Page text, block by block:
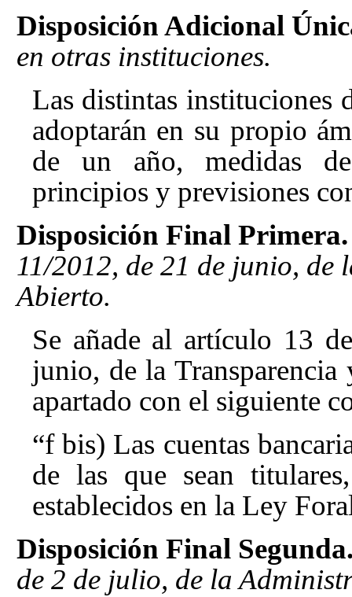
Disposición Adicional
en otras instituciones.
Las distintas instituciones
adoptarán en su propio
de un año, medidas
principios y previsiones
Disposición Final Primera.
11/2012, de 21 de junio, de
Abierto.
Se añade al artículo 13
junio, de la
apartado con el siguiente
“f bis) Las cuentas
de las que sean
establecidos en la Ley
Disposición Final
de 2 de julio, de la